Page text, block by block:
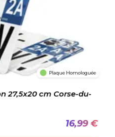
Plaque Homologuée
27,5x20 cm Corse-du-
16,99 €